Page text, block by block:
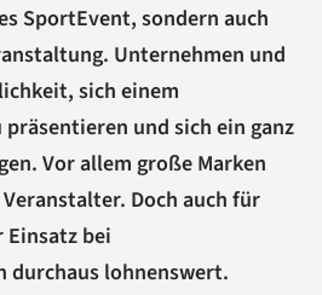
SportEvent, sondern auch
Unternehmen und
sich einem
und sich ein ganz
Vor allem große Marken
Doch auch für
Einsatz bei
durchaus lohnenswert.